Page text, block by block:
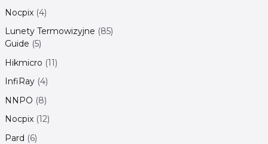
Nocpix 4
Lunety Termowizyjne 85
Guide 5
Hikmicro 11
InfiRay 4
NNPO 8
Nocpix 12
Pard 6